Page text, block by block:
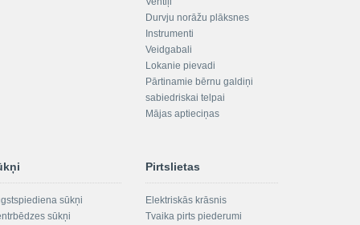
Durvju norāžu plāksnes
Instrumenti
Veidgabali
Lokanie pievadi
Pārtinamie bērnu galdiņi
sabiedriskai telpai
Mājas aptieciņas
sūkņi
sūkņi
Pirtslietas
Elektriskās krāsnis
Tvaika pirts piederumi